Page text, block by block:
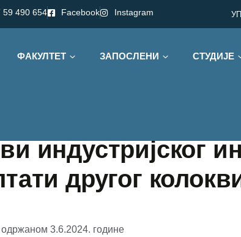
59 490 654 Facebook Instagram
ФАКУЛТЕТ ЗАПОСЛЕНИ СТУДИЈЕ
индустријског
другог
одржаном 3.6.2024. године